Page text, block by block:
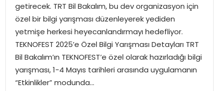
SAĞLIK
MAGAZIN
YAŞAM
getirecek. TRT Bil Bakalım, bu dev organizasyon için
özel bir bilgi yarışması düzenleyerek yediden
yetmişe herkesi heyecanlandırmayı hedefliyor.
TEKNOFEST 2025’e Özel Bilgi Yarışması Detayları TRT
Bil Bakalım’ın TEKNOFEST’e özel olarak hazırladığı bilgi
yarışması, 1-4 Mayıs tarihleri arasında uygulamanın
“Etkinlikler” modunda…